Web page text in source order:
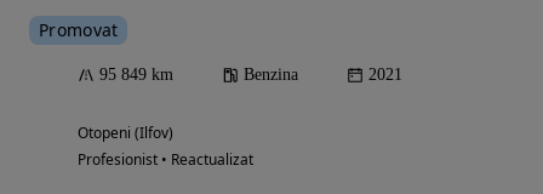
Promovat
95 849 km Benzina 2021
Otopeni (Ilfov)
Profesionist • Reactualizat